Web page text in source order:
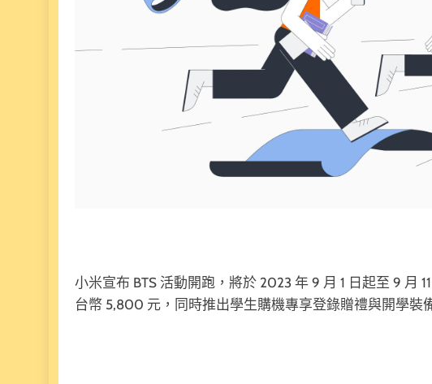
小米宣布 BTS 活動開跑，將於 2023 年 9 月 1 日起至 9 月
台幣 5,800 元，同時推出學生購機專享登錄贈禮與開學裝